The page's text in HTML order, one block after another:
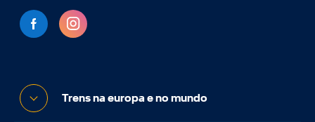
Trens na europa e no mundo